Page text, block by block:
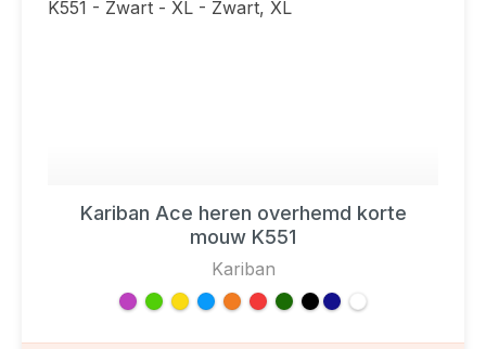
Kariban Ace heren overhemd korte
mouw K551
Kariban